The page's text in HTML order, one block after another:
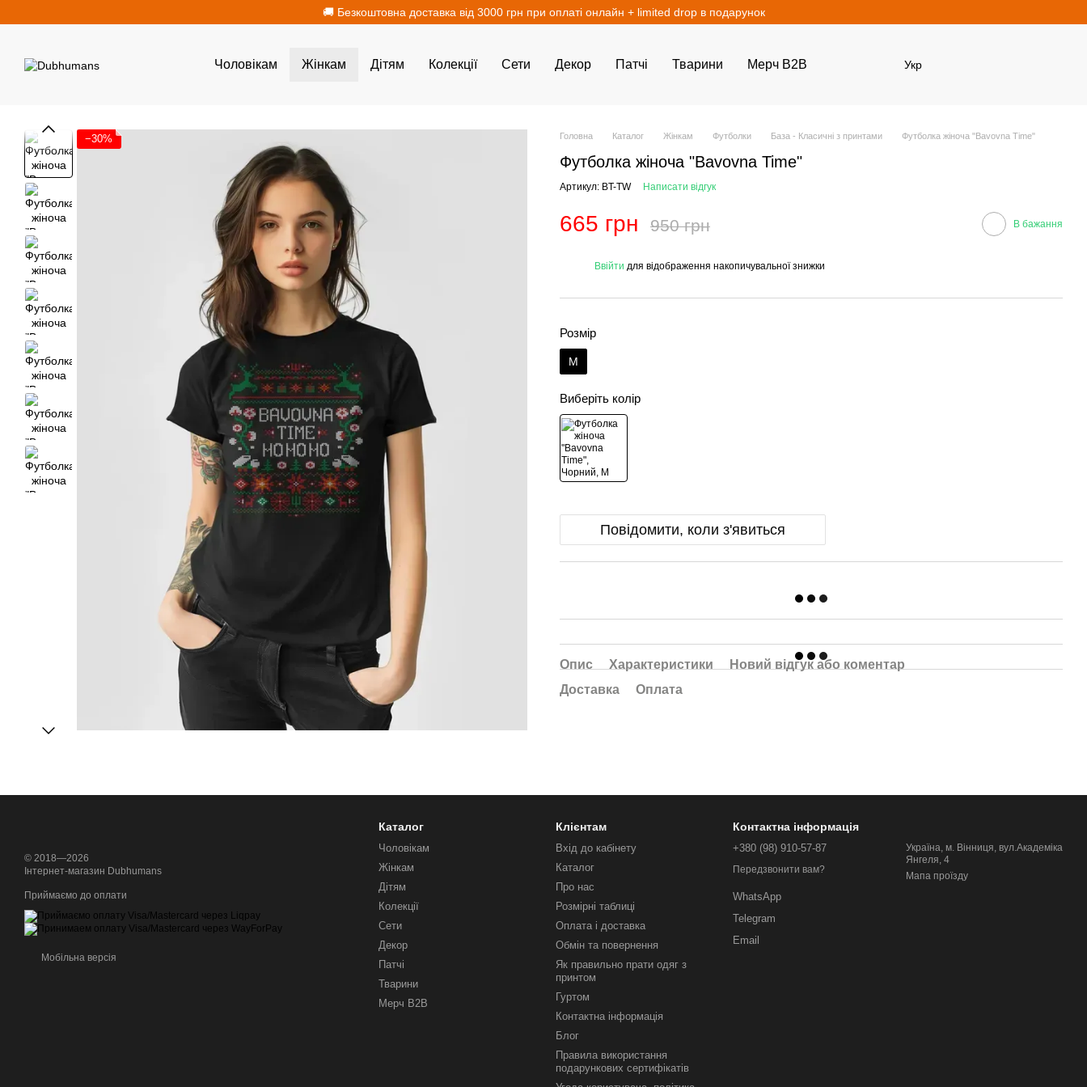
🚚 Безкоштовна доставка від 3000 грн при оплаті онлайн + limited drop в подарунок
Чоловікам Жінкам Дітям Колекції Сети Декор Патчі Тварини Мерч B2B Укр
−30% Головна Каталог Жінкам Футболки База - Класичні з принтами Футболка жіноча "Bavovna Time"
Футболка жіноча "Bavovna Time"
Артикул: BT-TW Написати відгук
665 грн 950 грн В бажання
Ввійти для відображення накопичувальної знижки
Розмір
M
Виберіть колір
Повідомити, коли з'явиться
Опис Характеристики
Новий відгук або коментар
Доставка
Оплата
© 2018—2026
Інтернет-магазин Dubhumans
Приймаємо до оплати
Мобільна версія
Каталог
Чоловікам
Жінкам
Дітям
Колекції
Сети
Декор
Патчі
Тварини
Мерч B2B
Клієнтам
Вхід до кабінету
Каталог
Про нас
Розмірні таблиці
Оплата і доставка
Обмін та повернення
Як правильно прати одяг з
принтом
Гуртом
Контактна інформація
Блог
Правила використання
подарункових сертифікатів
Контактна інформація
+380 (98) 910-57-87
Передзвонити вам?
WhatsApp
Telegram
Email
Україна, м. Вінниця, вул.Академіка
Янгеля, 4
Мапа проїзду